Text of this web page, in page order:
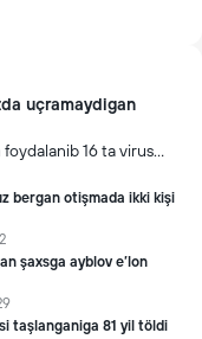
uçramaydigan
16 ta virus
bilan birga,
xavotirlarni ham
bergan otişmada ikki kişi
şaxsga ayblov e’lon
taşlanganiga 81 yil töldi